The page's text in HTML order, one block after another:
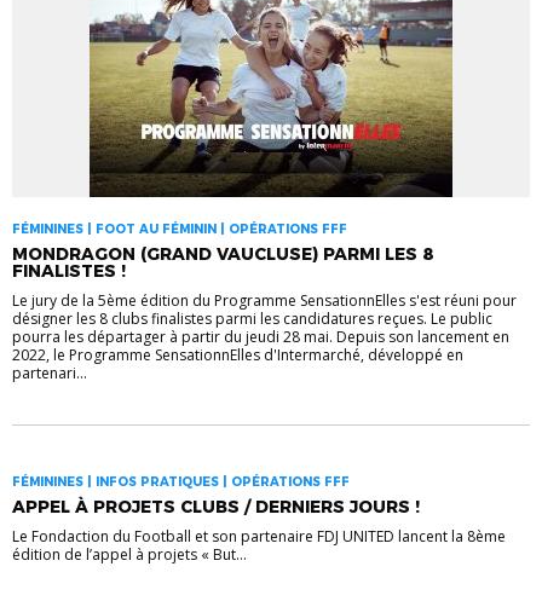
FÉMININES | FOOT AU FÉMININ | OPÉRATIONS FFF
MONDRAGON (GRAND VAUCLUSE) PARMI LES 8
FINALISTES !
Le jury de la 5ème édition du Programme SensationnElles s'est réuni pour
désigner les 8 clubs finalistes parmi les candidatures reçues. Le public
pourra les départager à partir du jeudi 28 mai. Depuis son lancement en
2022, le Programme SensationnElles d'Intermarché, développé en
partenari...
FÉMININES | INFOS PRATIQUES | OPÉRATIONS FFF
APPEL À PROJETS CLUBS / DERNIERS JOURS !
Le Fondaction du Football et son partenaire FDJ UNITED lancent la 8ème
édition de l’appel à projets « But...